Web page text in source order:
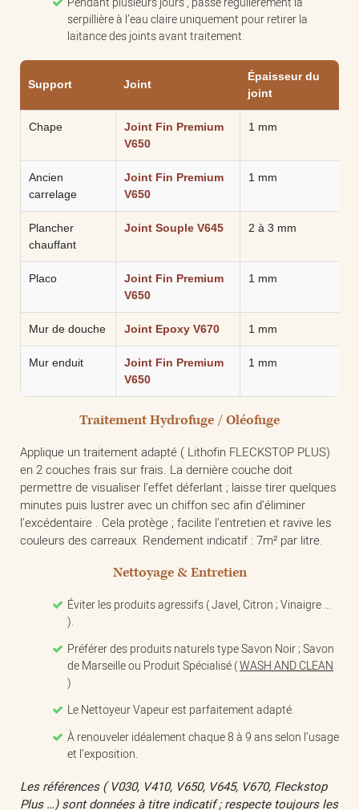
serpillière à l’eau claire uniquement pour retirer la
laitance des joints avant traitement.
Support Joint
Épaisseur du
joint
Chape
Joint Fin Premium
V650
1 mm
Ancien
carrelage
Joint Fin Premium
V650
1 mm
Plancher
chauffant
Joint Souple V645 2 à 3 mm
Placo
Joint Fin Premium
V650
1 mm
Mur de douche Joint Epoxy V670 1 mm
Mur enduit
Joint Fin Premium
V650
1 mm
Traitement Hydrofuge / Oléofuge
Applique un traitement adapté ( Lithofin FLECKSTOP PLUS)
en 2 couches frais sur frais. La dernière couche doit
permettre de visualiser l'effet déferlant ; laisse tirer quelques
minutes puis lustrer avec un chiffon sec afin d'éliminer
l'excédentaire . Cela protège ; facilite l'entretien et ravive les
couleurs des carreaux. Rendement indicatif : 7m² par litre.
Nettoyage & Entretien
Éviter les produits agressifs ( Javel, Citron ; Vinaigre ...
).
Préférer des produits naturels type Savon Noir ; Savon
de Marseille ou Produit Spécialisé (WASH AND CLEAN
)
Le Nettoyeur Vapeur est parfaitement adapté.
À renouveler idéalement chaque 8 à 9 ans selon l’usage
et l’exposition.
Les références ( V030, V410, V650, V645, V670, Fleckstop
Plus …) sont données à titre indicatif ; respecte toujours les